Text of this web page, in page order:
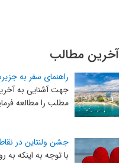
آخرین مطالب
راهنمای سفر به
جهت آشنایی به
مطلب را مطالعه
جشن ولنتاین در
با توجه به اینکه